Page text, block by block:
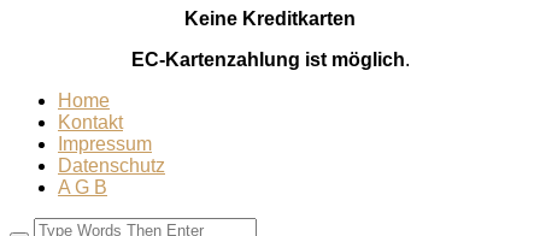
Keine Kreditkarten
EC-Kartenzahlung ist möglich.
Home
Kontakt
Impressum
Datenschutz
A G B